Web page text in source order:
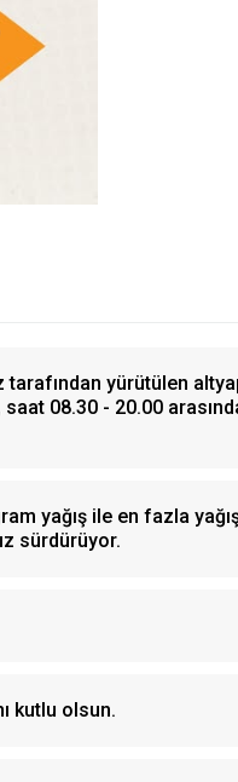
yürütülen
08.30 - 20.00
yağış ile en fazla
sürdürüyor.
kutlu olsun.